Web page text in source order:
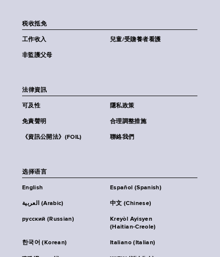
税收抵免
工作收入 兒童/受贍養者看護
非監護父母
法律資訊
可及性 隱私政策
免責聲明 合理調整措施
《資訊公開法》(FOIL) 聯絡我們
选择语言
English Español (Spanish)
العربية (Arabic) 中文 (Chinese)
русский (Russian)
Kreyòl Ayisyen
(Haitian-Creole)
한국어 (Korean) Italiano (Italian)